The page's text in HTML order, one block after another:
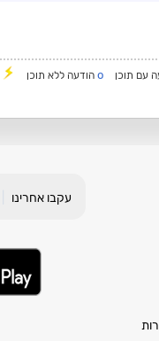
עם תוכן o הודעה ללא תוכן
עקבו אחרינו